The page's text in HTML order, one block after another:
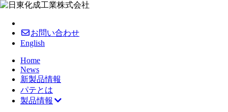
お問い合わせ
English
Home
News
新製品情報
パテとは
製品情報